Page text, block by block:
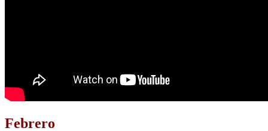
Febrero